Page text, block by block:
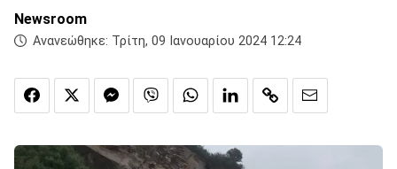
Newsroom
Ανανεώθηκε: Τρίτη, 09 Ιανουαρίου 2024 12:24